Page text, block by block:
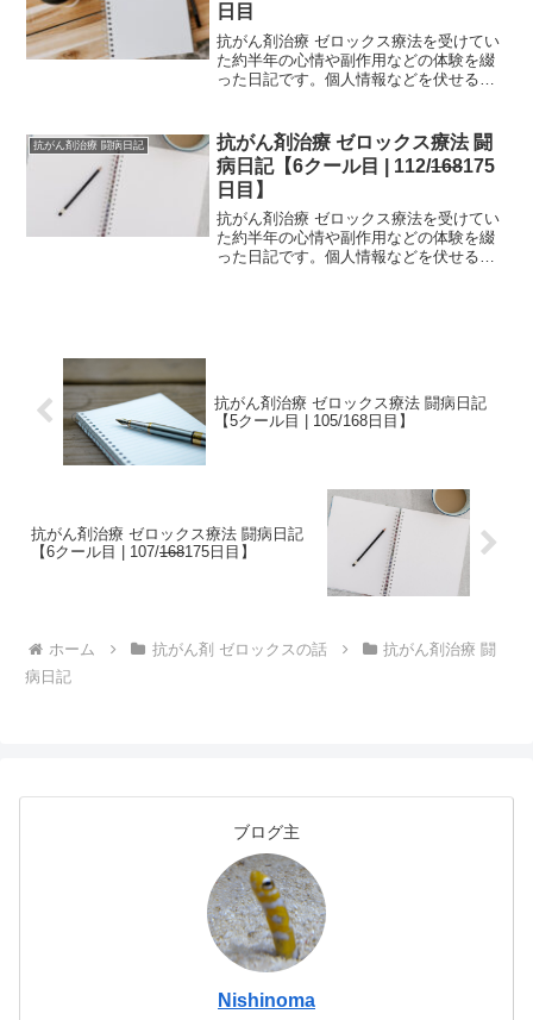
日目
抗がん剤治療 ゼロックス療法を受けてい
た約半年の心情や副作用などの体験を綴
った日記です。個人情報などを伏せるた
す。治療中の方は、どの時期でどのよう
な副作用が生じるか参考...
抗がん剤治療 闘病日記
抗がん剤治療 ゼロックス療法 闘
病日記【6クール目 | 112/168175
日目】
抗がん剤治療 ゼロックス療法を受けてい
た約半年の心情や副作用などの体験を綴
った日記です。個人情報などを伏せるた
抗がん剤治療 ゼロックス療法 闘病日記
【5クール目 | 105/168日目】
抗がん剤治療 ゼロックス療法 闘病日記
【6クール目 | 107/168175日目】
ホーム 抗がん剤 ゼロックスの話
抗がん剤治療 闘
病日記
ブログ主
Nishinoma